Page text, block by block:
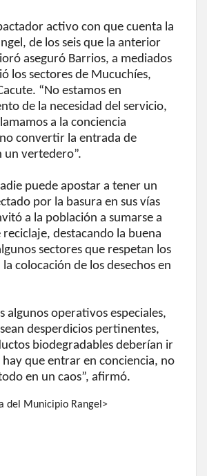
activo con que cuenta la
de los seis que la anterior
aseguró Barrios, a mediados
los sectores de Mucuchíes,
“No estamos en
de la necesidad del servicio,
a la conciencia
convertir la entrada de
un vertedero”.
puede apostar a tener un
por la basura en sus vías
a la población a sumarse a
reciclaje, destacando la buena
sectores que respetan los
colocación de los desechos en
algunos operativos especiales,
desperdicios pertinentes,
biodegradables deberían ir
que entrar en conciencia, no
en un caos”, afirmó.
del Municipio Rangel>